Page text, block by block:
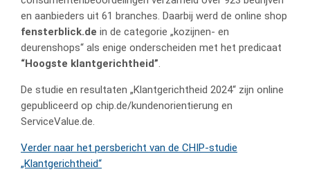
en aanbieders uit 61 branches. Daarbij werd de online shop
fensterblick.de in de categorie „kozijnen- en
deurenshops“ als enige onderscheiden met het predicaat
“Hoogste klantgerichtheid”.
De studie en resultaten „Klantgerichtheid 2024“ zijn online
gepubliceerd op chip.de/kundenorientierung en
ServiceValue.de.
Verder naar het persbericht van de CHIP-studie
„Klantgerichtheid“